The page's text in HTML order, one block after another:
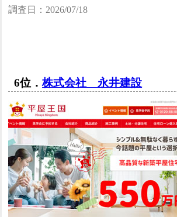
調査日：2026/07/18
6位．株式会社 永井建設